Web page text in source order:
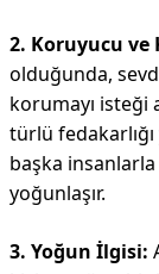
2. Koruyucu ve
olduğunda,
korumayı
türlü fedakarlığı
başka
yoğunlaşır.
3. Yoğun İlgisi: